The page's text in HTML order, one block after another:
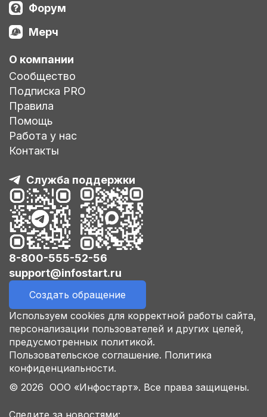
Форум
Мерч
О компании
Сообщество
Подписка PRO
Правила
Помощь
Работа у нас
Контакты
Служба поддержки
8-800-555-52-56
support@infostart.ru
Создать обращение
Используем cookies для корректной работы сайта,
персонализации пользователей и других целей,
предусмотренных политикой.
Пользовательское соглашение. Политика
конфиденциальности.
© 2026 ООО «Инфостарт». Все права защищены.